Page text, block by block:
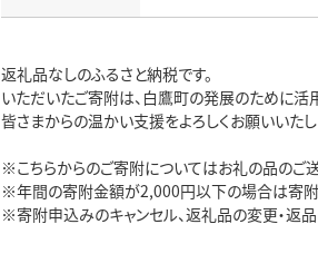
返礼品なしのふるさと納税です。
いただいたご寄附は、白鷹町の発展のために活
皆さまからの温かい支援をよろしくお願いいたし
※こちらからのご寄附についてはお礼の品のご
※年間の寄附金額が2,000円以下の場合は寄附
※寄附申込みのキャンセル、返礼品の変更・返品